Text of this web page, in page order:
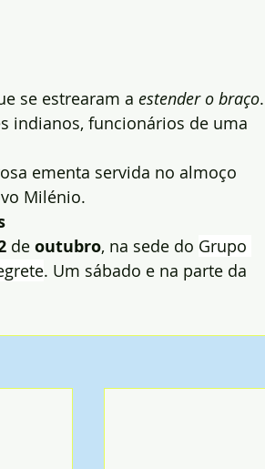
se estrearam a estender o braço.
indianos, funcionários de uma
ementa servida no almoço
Milénio.
de outubro, na sede do Grupo
. Um sábado e na parte da